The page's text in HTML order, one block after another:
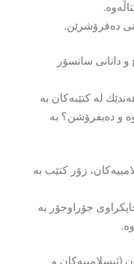
دەفرۆشرێن.
دانانی سانسۆر
لە كتێبەكان بە
و دەیفرۆشن؟ بە
زۆر كتێب بە
جۆراوجۆر بە
(ئیسلامییەكان و